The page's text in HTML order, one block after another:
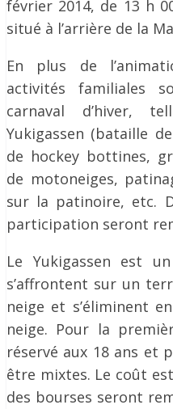
février 2014, de 13 h
situé à l’arrière de la
En plus de
activités familiales
carnaval d’hiver,
Yukigassen (bataille
de hockey bottines,
de motoneiges,
sur la patinoire, etc.
participation seront
Le Yukigassen est
s’affrontent sur un
neige et s’éliminent
neige. Pour la
réservé aux 18 ans et
être mixtes. Le coût
des bourses seront